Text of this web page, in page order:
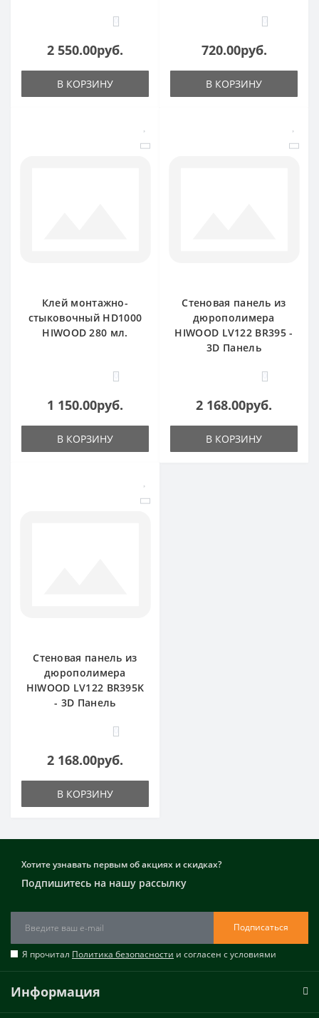
0
2 550.00руб.
В КОРЗИНУ
0
720.00руб.
В КОРЗИНУ
Клей монтажно-
стыковочный HD1000
HIWOOD 280 мл.
0
1 150.00руб.
В КОРЗИНУ
Стеновая панель из
дюрополимера
HIWOOD LV122 BR395 -
3D Панель
0
2 168.00руб.
В КОРЗИНУ
Стеновая панель из
дюрополимера
HIWOOD LV122 BR395K
- 3D Панель
0
2 168.00руб.
В КОРЗИНУ
Хотите узнавать первым об акциях и скидках?
Подпишитесь на нашу рассылку
Подписаться
Я прочитал Политика безопасности и согласен с условиями
Информация